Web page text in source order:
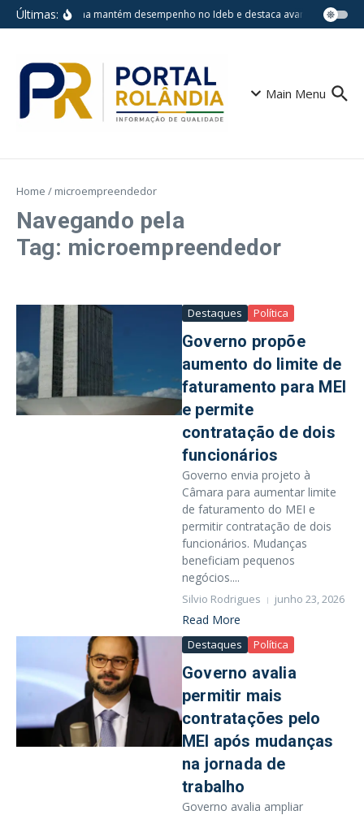
Ir para o conteúdo
Últimas:Londrina mantém desempenho no Ideb e destaca avanços em
Main Menu
Home / microempreendedor
Navegando pela
Tag: microempreendedor
Destaques Política
Governo propõe
aumento do limite de
faturamento para MEI
e permite
contratação de dois
funcionários
Governo envia projeto à
Câmara para aumentar limite
de faturamento do MEI e
permitir contratação de dois
funcionários. Mudanças
beneficiam pequenos
negócios....
Silvio Rodrigues junho 23, 2026
Read More
Destaques Política
Governo avalia
permitir mais
contratações pelo
MEI após mudanças
na jornada de
trabalho
Governo avalia ampliar